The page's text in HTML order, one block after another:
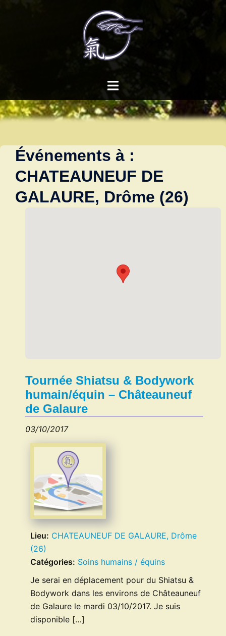
Ouvrir/fermer
menu
Événements à :
CHATEAUNEUF DE
GALAURE, Drôme (26)
Tournée Shiatsu & Bodywork
humain/équin – Châteauneuf
de Galaure
03/10/2017
Lieu: CHATEAUNEUF DE GALAURE, Drôme
(26)
Catégories: Soins humains / équins
Je serai en déplacement pour du Shiatsu &
Bodywork dans les environs de Châteauneuf
de Galaure le mardi 03/10/2017. Je suis
disponible […]